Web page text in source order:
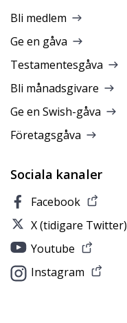
Bli medlem
Ge en gåva
Testamentesgåva
Bli månadsgivare
Ge en Swish-gåva
Företagsgåva
Sociala kanaler
Facebook
X (tidigare Twitter)
Youtube
Instagram